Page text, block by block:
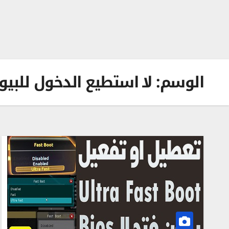
الوسم:لا استطيع الدخول